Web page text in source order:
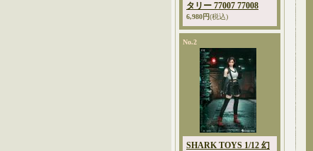
タリー 77007 77008
6,980円(税込)
No.2
SHARK TOYS 1/12 幻